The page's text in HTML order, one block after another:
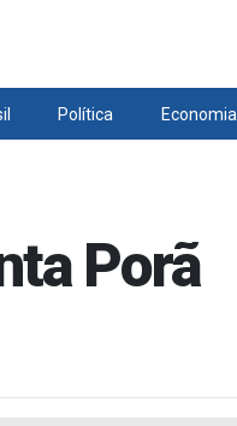
Política Economia
Porã